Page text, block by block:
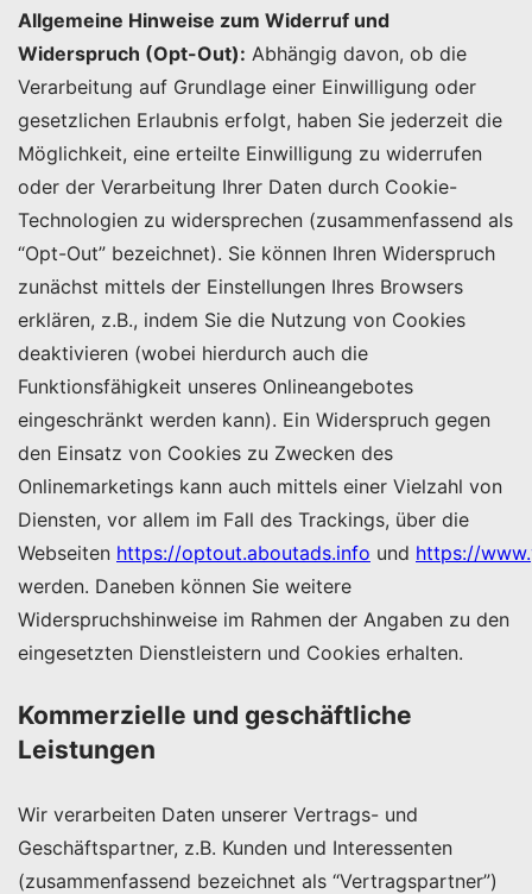
Allgemeine Hinweise zum Widerruf und
Widerspruch (Opt-Out): Abhängig davon, ob die
Verarbeitung auf Grundlage einer Einwilligung oder
gesetzlichen Erlaubnis erfolgt, haben Sie jederzeit die
Möglichkeit, eine erteilte Einwilligung zu widerrufen
oder der Verarbeitung Ihrer Daten durch Cookie-
Technologien zu widersprechen (zusammenfassend als
“Opt-Out” bezeichnet). Sie können Ihren Widerspruch
zunächst mittels der Einstellungen Ihres Browsers
erklären, z.B., indem Sie die Nutzung von Cookies
deaktivieren (wobei hierdurch auch die
Funktionsfähigkeit unseres Onlineangebotes
eingeschränkt werden kann). Ein Widerspruch gegen
den Einsatz von Cookies zu Zwecken des
Onlinemarketings kann auch mittels einer Vielzahl von
Diensten, vor allem im Fall des Trackings, über die
Webseiten https://optout.aboutads.info und https://
werden. Daneben können Sie weitere
Widerspruchshinweise im Rahmen der Angaben zu den
eingesetzten Dienstleistern und Cookies erhalten.
Kommerzielle und geschäftliche
Leistungen
Wir verarbeiten Daten unserer Vertrags- und
Geschäftspartner, z.B. Kunden und Interessenten
(zusammenfassend bezeichnet als “Vertragspartner”)